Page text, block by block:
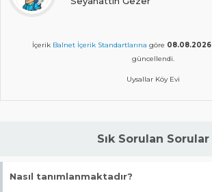
İçerik Balnet İçerik Standartlarına göre 08.08.2026
güncellendi.
Uysallar Köy Evi
Sık Sorulan Sorular
Nasıl tanımlanmaktadır?